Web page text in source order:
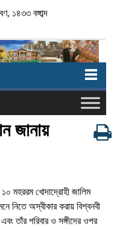
১৪৩৩ বঙ্গাব্দ
জানায়
মহররম খোদাদ্রোহী জালিম
নিতে অস্বীকার করায় বিশ্বনবী
তাঁর পরিবার ও সঙ্গীদের ওপর